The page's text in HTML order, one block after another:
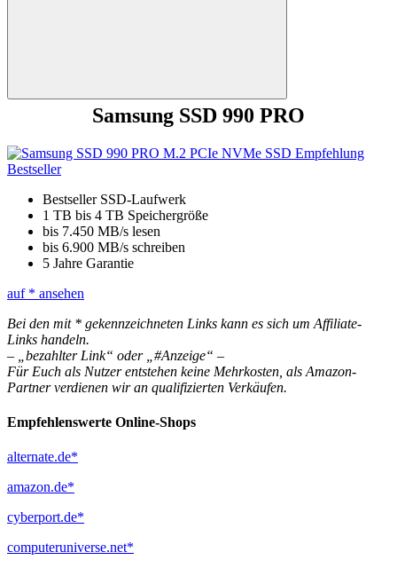
Suchen
Samsung SSD 990 PRO
Bestseller SSD-Laufwerk
1 TB bis 4 TB Speichergröße
bis 7.450 MB/s lesen
bis 6.900 MB/s schreiben
5 Jahre Garantie
auf * ansehen
Bei den mit * gekennzeichneten Links kann es sich um Affiliate-
Links handeln.
– „bezahlter Link“ oder „#Anzeige“ –
Für Euch als Nutzer entstehen keine Mehrkosten, als Amazon-
Partner verdienen wir an qualifizierten Verkäufen.
Empfehlenswerte Online-Shops
alternate.de*
amazon.de*
cyberport.de*
computeruniverse.net*